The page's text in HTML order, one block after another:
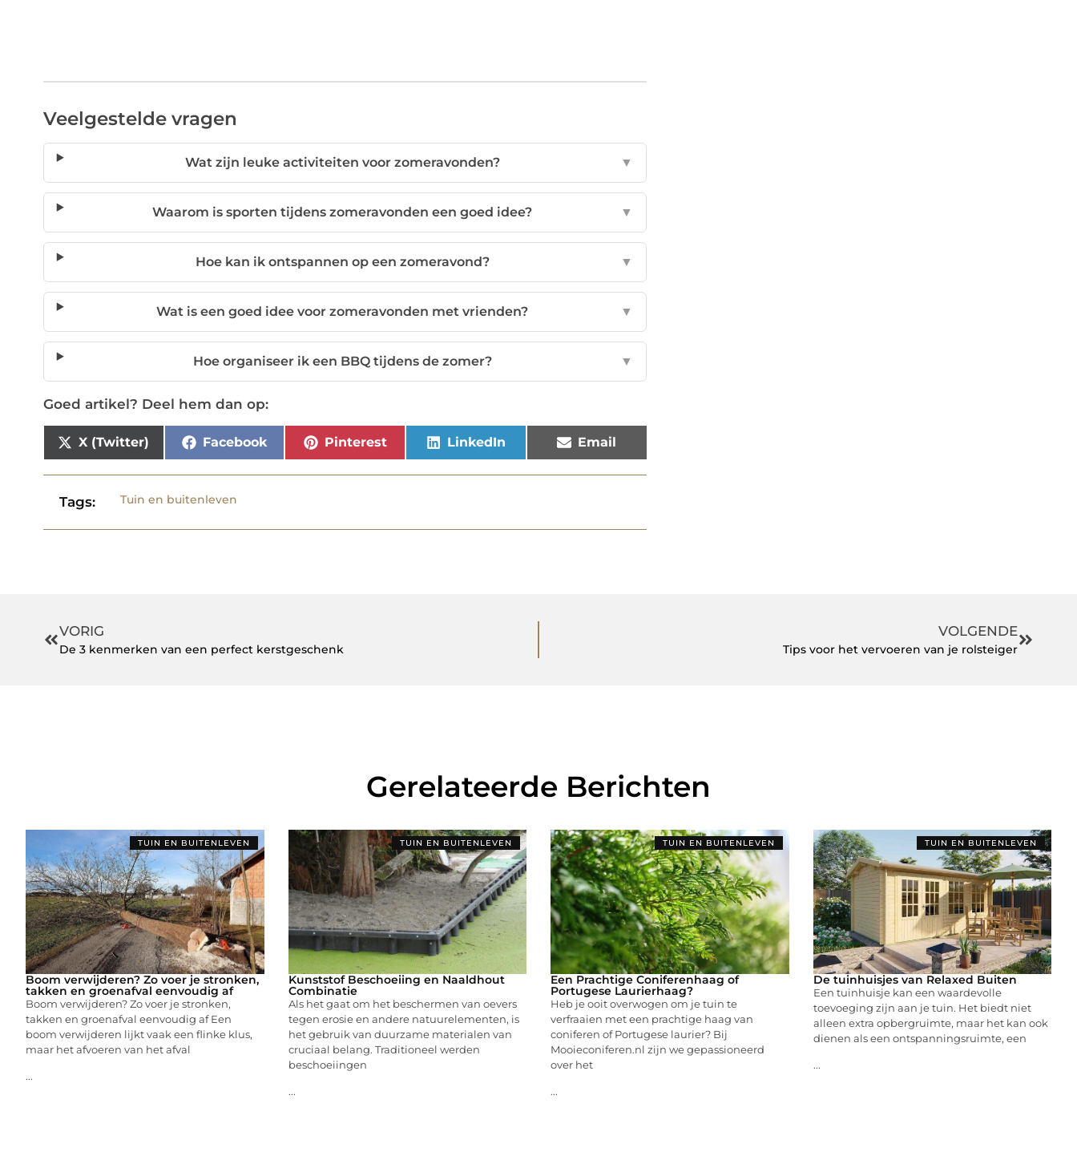
Veelgestelde vragen
Wat zijn leuke activiteiten voor zomeravonden? ▼
Waarom is sporten tijdens zomeravonden een goed idee? ▼
Hoe kan ik ontspannen op een zomeravond? ▼
Wat is een goed idee voor zomeravonden met vrienden? ▼
Hoe organiseer ik een BBQ tijdens de zomer? ▼
Goed artikel? Deel hem dan op:
X (Twitter) Facebook Pinterest LinkedIn Email
Tags: Tuin en buitenleven
VORIG
De 3 kenmerken van een perfect kerstgeschenk
VOLGENDE
Tips voor het vervoeren van je rolsteiger
Gerelateerde Berichten
TUIN EN BUITENLEVEN
Boom verwijderen? Zo voer je stronken,
takken en groenafval eenvoudig af
Boom verwijderen? Zo voer je stronken,
takken en groenafval eenvoudig af Een
boom verwijderen lijkt vaak een flinke klus,
maar het afvoeren van het afval
...
TUIN EN BUITENLEVEN
Kunststof Beschoeiing en Naaldhout
Combinatie
Als het gaat om het beschermen van oevers
tegen erosie en andere natuurelementen, is
het gebruik van duurzame materialen van
cruciaal belang. Traditioneel werden
beschoeiingen
...
TUIN EN BUITENLEVEN
Een Prachtige Coniferenhaag of
Portugese Laurierhaag?
Heb je ooit overwogen om je tuin te
verfraaien met een prachtige haag van
coniferen of Portugese laurier? Bij
Mooieconiferen.nl zijn we gepassioneerd
over het
...
TUIN EN BUITENLEVEN
De tuinhuisjes van Relaxed Buiten
Een tuinhuisje kan een waardevolle
toevoeging zijn aan je tuin. Het biedt niet
alleen extra opbergruimte, maar het kan ook
dienen als een ontspanningsruimte, een
...